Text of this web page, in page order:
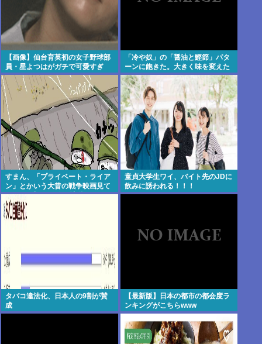
【画像】仙台育英初の女子野球部
員・星よつはがガチで可愛すぎ
る！
「冷や奴」の「醤油と鰹節」パタ
ーンに飽きた。大きく味を変えた
いがなんかない？
すまん、「プライベート・ライア
ン」とかいう大昔の戦争映画見て
みたら最初の30分で地獄なんだ
が…これずっと続く感じ？
童貞大学生ワイ、バイト先のJDに
飲みに誘われる！！！
タバコ違法化、日本人の9割が賛
成
【最新版】日本の都市の都会度ラ
ンキングがこちらwww